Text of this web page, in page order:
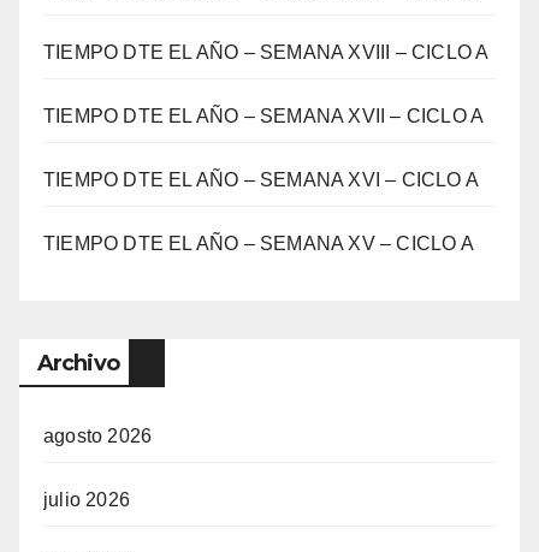
TIEMPO DTE EL AÑO – SEMANA XVIII – CICLO A
TIEMPO DTE EL AÑO – SEMANA XVII – CICLO A
TIEMPO DTE EL AÑO – SEMANA XVI – CICLO A
TIEMPO DTE EL AÑO – SEMANA XV – CICLO A
Archivo
agosto 2026
julio 2026